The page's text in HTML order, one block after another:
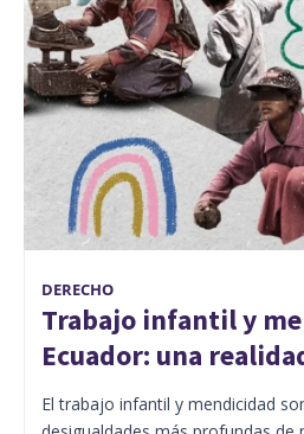
DERECHO
Trabajo infantil y
Ecuador: una
El trabajo infantil y mendicidad